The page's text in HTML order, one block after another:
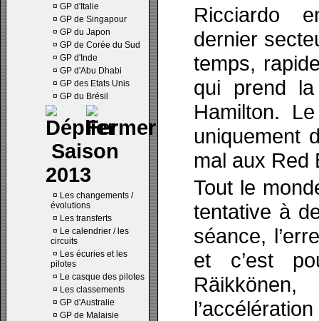
¤ GP d'Italie
¤ GP de Singapour
¤ GP du Japon
¤ GP de Corée du Sud
¤ GP d'Inde
¤ GP d'Abu Dhabi
¤ GP des Etats Unis
¤ GP du Brésil
Saison
2013
¤ Les changements /
évolutions
¤ Les transferts
¤ Le calendrier / les
circuits
¤ Les écuries et les
pilotes
¤ Le casque des pilotes
¤ Les classements
¤ GP d'Australie
¤ GP de Malaisie
Ricciardo
dernier
temps,
qui prend
Hamilton.
uniquement
mal aux Red
Tout le
tentative à
séance,
et c’est